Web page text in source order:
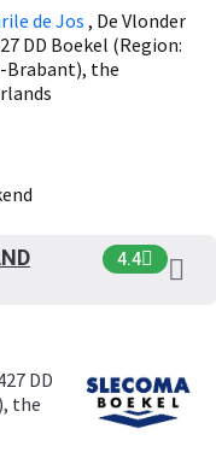
de Jos, De Vlonder
DD Boekel (Region:
Brabant), the
4.4
DD
the